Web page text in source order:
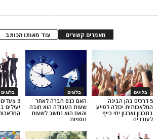
עוד מאותו הכותב
3 צעדים לבניית ימי גיבוש
יעילים בסיוע הבינה
המלאכותית
בלוגים
האם כנס חברה לאחר
שעות העבודה הוא חובה
והאם הוא נחשב לשעות
נוספות
לסייע
כייף